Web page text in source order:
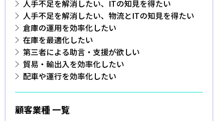
人手不足を解消したい、ITの知見を得たい
人手不足を解消したい、物流とITの知見を得たい
倉庫の運用を効率化したい
在庫を最適化したい
第三者による助言・支援が欲しい
貿易・輸出入を効率化したい
配車や運行を効率化したい
顧客業種 一覧